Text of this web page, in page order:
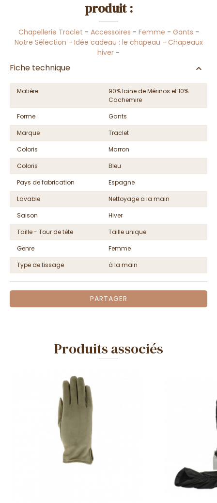
produit :
Chapellerie Traclet - Accessoires - Femme - Gants -
Notre Sélection - Idée cadeau : le chapeau - Chapeaux
hiver -
Fiche technique
Matière
90% laine de Mérinos et 10%
Cachemire
Forme
Gants
Marque
Traclet
Coloris
Marron
Coloris
Bleu
Pays de fabrication
Espagne
Lavable
Nettoyage a la main
Saison
Hiver
Taille - Tour de tête
Taille unique
Genre
Femme
Type de tissage
à la main
PARTAGER
Produits associés